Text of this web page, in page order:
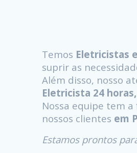
Temos Eletricistas
suprir as
Além disso, nosso
Eletricista 24
Nossa equipe tem
nossos clientes em
Estamos prontos